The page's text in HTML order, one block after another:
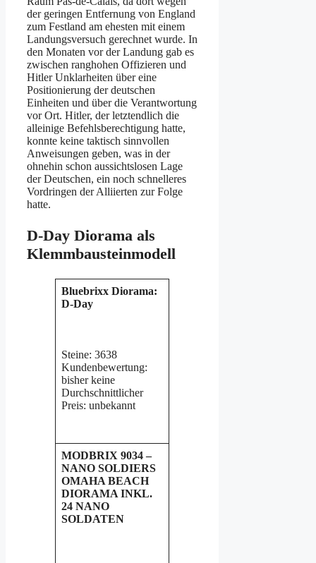
der geringen Entfernung von England
zum Festland am ehesten mit einem
Landungsversuch gerechnet wurde. In
den Monaten vor der Landung gab es
zwischen ranghohen Offizieren und
Hitler Unklarheiten über eine
Positionierung der deutschen
Einheiten und über die Verantwortung
vor Ort. Hitler, der letztendlich die
alleinige Befehlsberechtigung hatte,
konnte keine taktisch sinnvollen
Anweisungen geben, was in der
ohnehin schon aussichtslosen Lage
der Deutschen, ein noch schnelleres
Vordringen der Alliierten zur Folge
hatte.
D-Day Diorama als
Klemmbausteinmodell
Bluebrixx Diorama:
D-Day
Steine: 3638
Kundenbewertung:
bisher keine
Durchschnittlicher
Preis: unbekannt
MODBRIX 9034 –
NANO SOLDIERS
OMAHA BEACH
DIORAMA INKL.
24 NANO
SOLDATEN